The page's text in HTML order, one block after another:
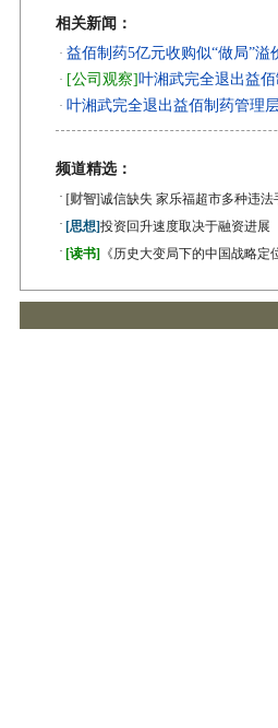
相关新闻：
· 益佰制药5亿元收购似“做局”溢
· [公司观察]叶湘武完全退出益
· 叶湘武完全退出益佰制药管理
频道精选：
· [财智]诚信缺失 家乐福超市多种违法
· [思想]投资回升速度取决于融资进展
· [读书] 《历史大变局下的中国战略定